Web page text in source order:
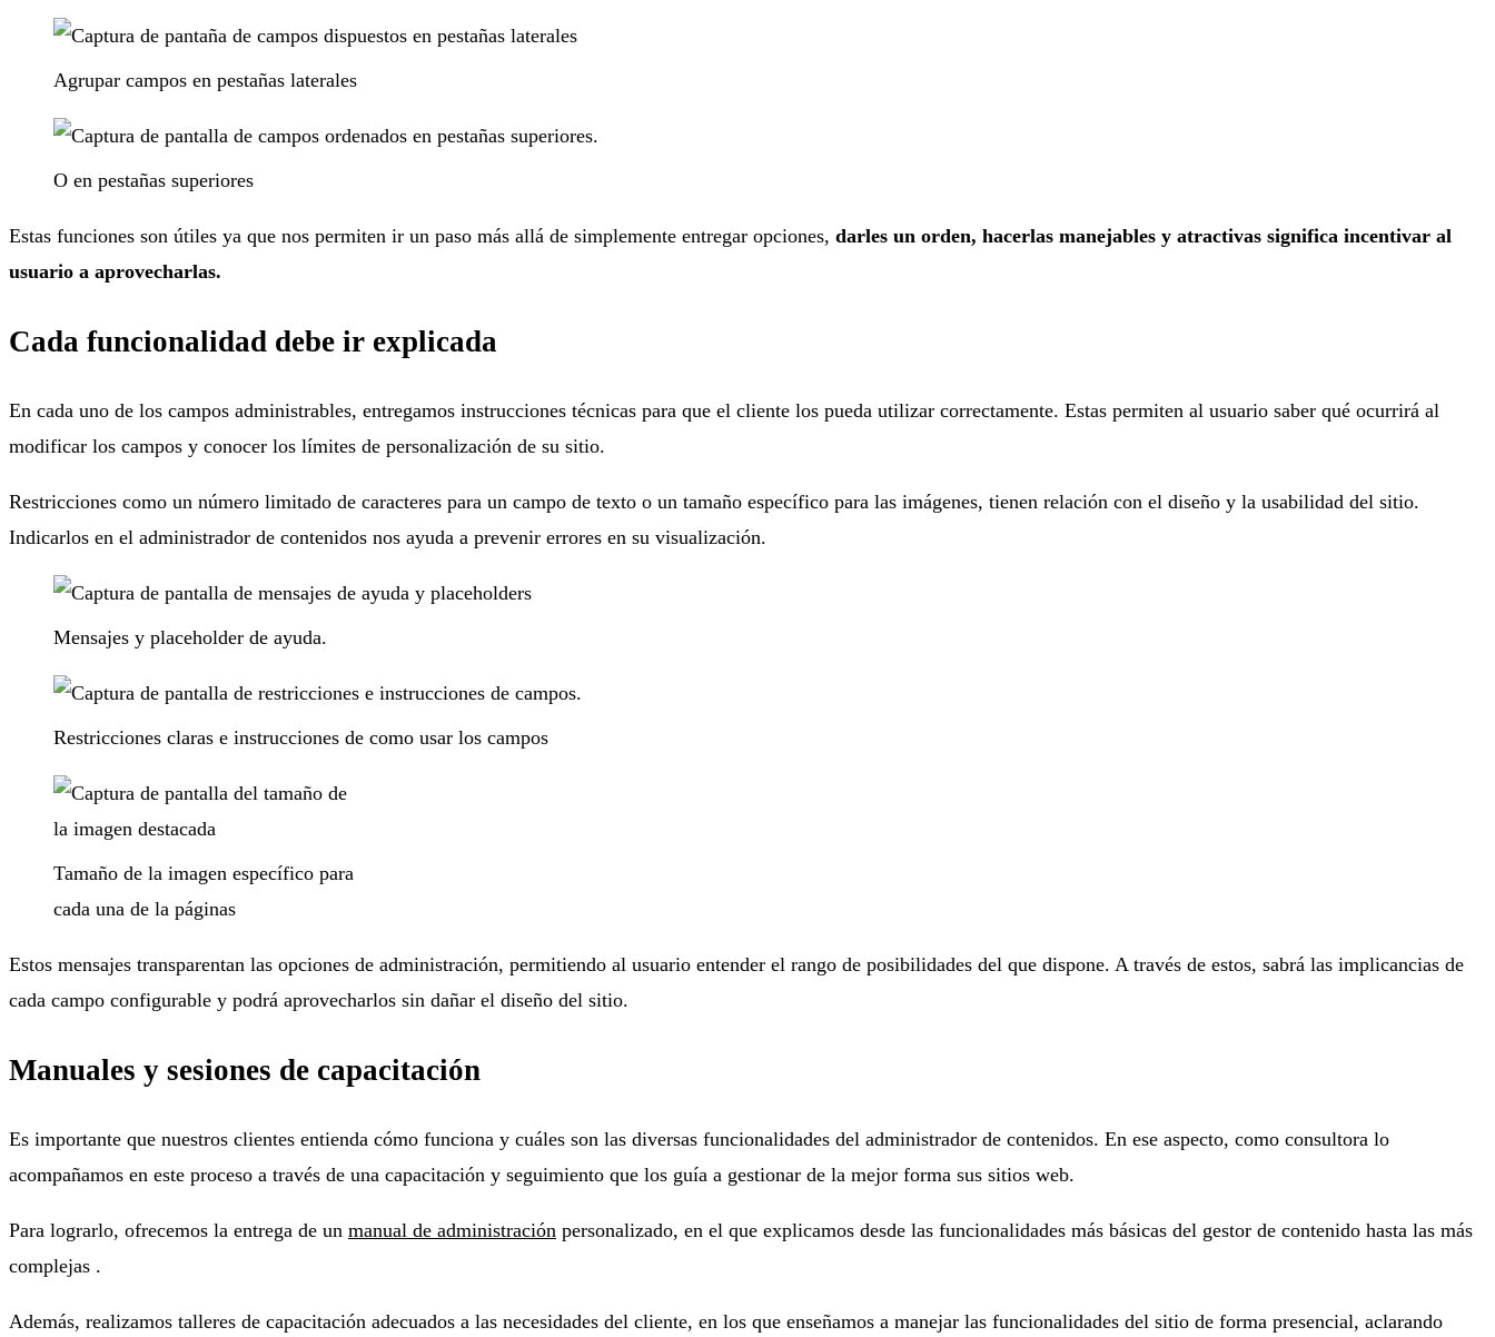
Agrupar campos en pestañas laterales
O en pestañas superiores
Estas funciones son útiles ya que nos permiten ir un paso más allá de simplemente entregar opciones, darles un orden, hacerlas manejables y atractivas significa incentivar al
usuario a aprovecharlas.
Cada funcionalidad debe ir explicada
En cada uno de los campos administrables, entregamos instrucciones técnicas para que el cliente los pueda utilizar correctamente. Estas permiten al usuario saber qué ocurrirá al
modificar los campos y conocer los límites de personalización de su sitio.
Restricciones como un número limitado de caracteres para un campo de texto o un tamaño específico para las imágenes, tienen relación con el diseño y la usabilidad del sitio.
Indicarlos en el administrador de contenidos nos ayuda a prevenir errores en su visualización.
Mensajes y placeholder de ayuda.
Restricciones claras e instrucciones de como usar los campos
Tamaño de la imagen específico para
cada una de la páginas
Estos mensajes transparentan las opciones de administración, permitiendo al usuario entender el rango de posibilidades del que dispone. A través de estos, sabrá las implicancias de
cada campo configurable y podrá aprovecharlos sin dañar el diseño del sitio.
Manuales y sesiones de capacitación
Es importante que nuestros clientes entienda cómo funciona y cuáles son las diversas funcionalidades del administrador de contenidos. En ese aspecto, como consultora lo
acompañamos en este proceso a través de una capacitación y seguimiento que los guía a gestionar de la mejor forma sus sitios web.
Para lograrlo, ofrecemos la entrega de un manual de administración personalizado, en el que explicamos desde las funcionalidades más básicas del gestor de contenido hasta las más
complejas .
Además, realizamos talleres de capacitación adecuados a las necesidades del cliente, en los que enseñamos a manejar las funcionalidades del sitio de forma presencial, aclarando